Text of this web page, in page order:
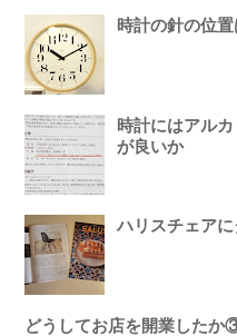
時計の針の位
時計にはアル
が良いか
ハリスチェアに
どうしてお店を開業したか